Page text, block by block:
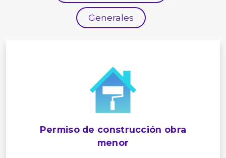
Generales
Permiso de construcción obra
menor